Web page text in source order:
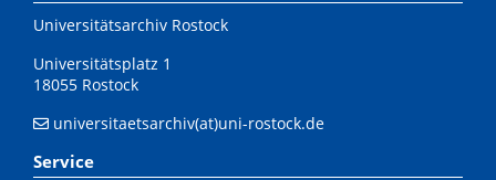
Universitätsarchiv Rostock
Universitätsplatz 1
18055 Rostock
universitaetsarchiv(at)uni-rostock.de
Service